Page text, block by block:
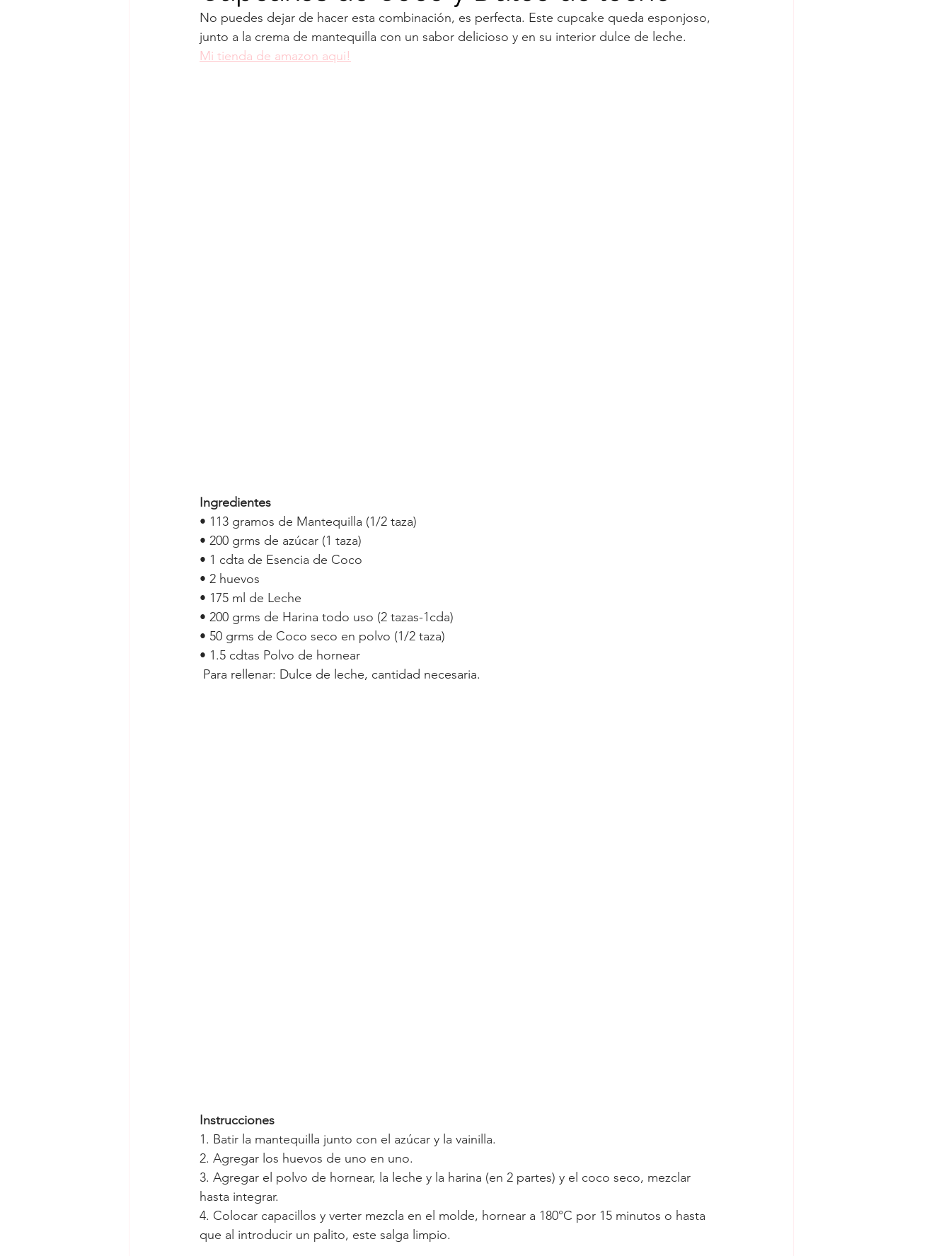
Mermeladas Muffins Navidad Panes Panqueca Pie Postre frio Quesillo
No puedes dejar de hacer esta combinación, es perfecta. Este cupcake queda esponjoso,
junto a la crema de mantequilla con un sabor delicioso y en su interior dulce de leche.
Mi tienda de amazon aqui!
Ingredientes
• 113 gramos de Mantequilla (1/2 taza)
• 200 grms de azúcar (1 taza)
• 1 cdta de Esencia de Coco
• 2 huevos
• 175 ml de Leche
• 200 grms de Harina todo uso (2 tazas-1cda)
• 50 grms de Coco seco en polvo (1/2 taza)
• 1.5 cdtas Polvo de hornear
Para rellenar: Dulce de leche, cantidad necesaria.
Instrucciones
1. Batir la mantequilla junto con el azúcar y la vainilla.
2. Agregar los huevos de uno en uno.
3. Agregar el polvo de hornear, la leche y la harina (en 2 partes) y el coco seco, mezclar
hasta integrar.
4. Colocar capacillos y verter mezcla en el molde, hornear a 180°C por 15 minutos o hasta
que al introducir un palito, este salga limpio.